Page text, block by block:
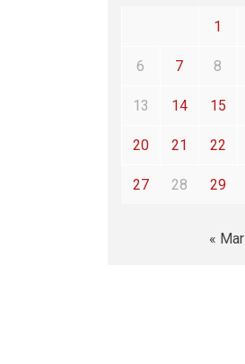
1
6 7 8
13 14 15
20 21 22
27 28 29
« Mar